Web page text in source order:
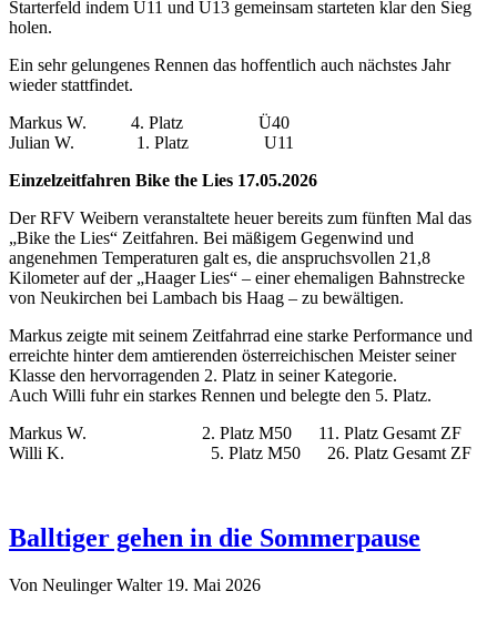
Starterfeld indem U11 und U13 gemeinsam starteten klar den Sieg
holen.
Ein sehr gelungenes Rennen das hoffentlich auch nächstes Jahr
wieder stattfindet.
Markus W. 4. Platz Ü40
Julian W. 1. Platz U11
Einzelzeitfahren Bike the Lies 17.05.2026
Der RFV Weibern veranstaltete heuer bereits zum fünften Mal das
„Bike the Lies“ Zeitfahren. Bei mäßigem Gegenwind und
angenehmen Temperaturen galt es, die anspruchsvollen 21,8
Kilometer auf der „Haager Lies“ – einer ehemaligen Bahnstrecke
von Neukirchen bei Lambach bis Haag – zu bewältigen.
Markus zeigte mit seinem Zeitfahrrad eine starke Performance und
erreichte hinter dem amtierenden österreichischen Meister seiner
Klasse den hervorragenden 2. Platz in seiner Kategorie.
Auch Willi fuhr ein starkes Rennen und belegte den 5. Platz.
Markus W. 2. Platz M50 11. Platz Gesamt ZF
Willi K. 5. Platz M50 26. Platz Gesamt ZF
Balltiger gehen in die Sommerpause
Von Neulinger Walter 19. Mai 2026